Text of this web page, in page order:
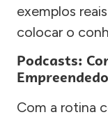
exemplos
colocar o
Podcasts:
Com a rotina